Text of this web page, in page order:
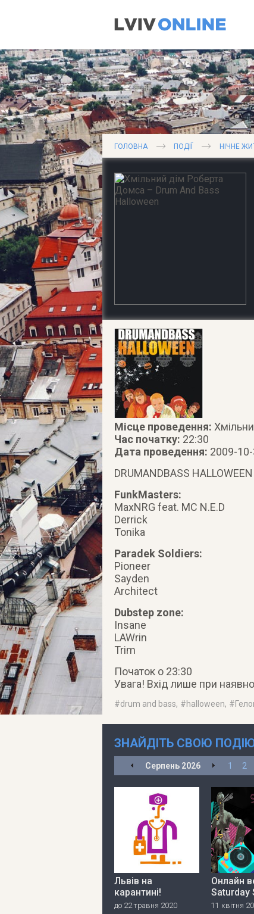
ГОЛОВНА ПОДІЇ НІЧНЕ
Місце проведення:
Час початку: 22:30
Дата проведення: 2009-10-
DRUMANDBASS
FunkMasters:
MaxNRG feat. MC N.E.D
Derrick
Tonika
Paradek Soldiers:
Pioneer
Sayden
Architeсt
Dubstep zone:
Insane
LAWrin
Trim
Початок о 23:30
Увага! Вхід лише при
#drum and bass, #halloween, #
ЗНАЙДІТЬ СВОЮ
Серпень 2026 1 2
Львів на
карантині!
до 22 травня 2020
Онлайн
Saturday
11 квітня